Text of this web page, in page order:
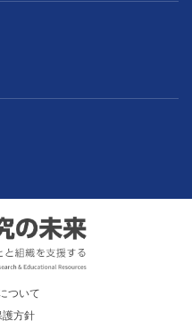
ついて
護方針